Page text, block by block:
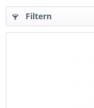
Filtern